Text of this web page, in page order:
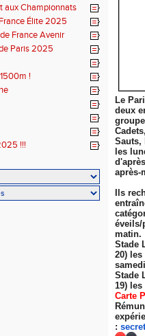
aux Championnats
Élite 2025
France Avenir
Paris 2025
!
!!!
Le
deux
Sauts,
les
après-
Ils
éveils/
matin.
Stade
20)
Stade
19) les
Carte
: